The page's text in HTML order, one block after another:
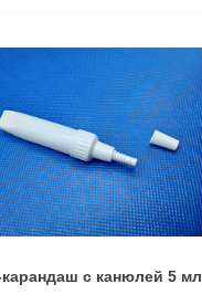
карандаш с канюлей 5 мл